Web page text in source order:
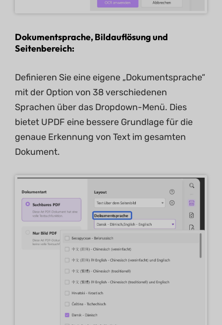
Dokumentsprache, Bildauflösung und
Seitenbereich:
Definieren Sie eine eigene „Dokumentsprache“
mit der Option von 38 verschiedenen
Sprachen über das Dropdown-Menü. Dies
bietet UPDF eine bessere Grundlage für die
genaue Erkennung von Text im gesamten
Dokument.